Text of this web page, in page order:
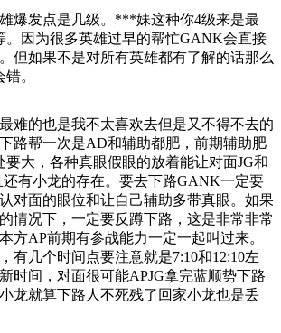
发点是几级。***妹这种你4级来是最
。因为很多英雄过早的帮忙GANK会直接
但如果不是对所有英雄都有了解的话那么
。
的也是我不太喜欢去但是又不得不去的
路帮一次是AD和辅助都肥，前期辅助肥
大，各种真眼假眼的放着能让对面JG和
还有小龙的存在。要去下路GANK一定要
对面的眼位和让自己辅助多带真眼。如果
情况下，一定要反蹲下路，这是非常非常
方AP前期有参战能力一定一起叫过来。
有几个时间点要注意就是7:10和12:10左
时间，对面很可能APJG拿完蓝顺势下路
龙就算下路人不死残了回家小龙也是丢